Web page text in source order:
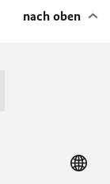
nach oben